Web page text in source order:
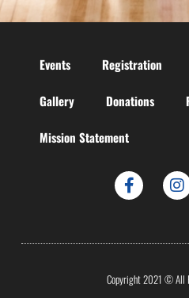
Events Registration
Gallery Donations
Mission Statement
Copyright 2021 © All